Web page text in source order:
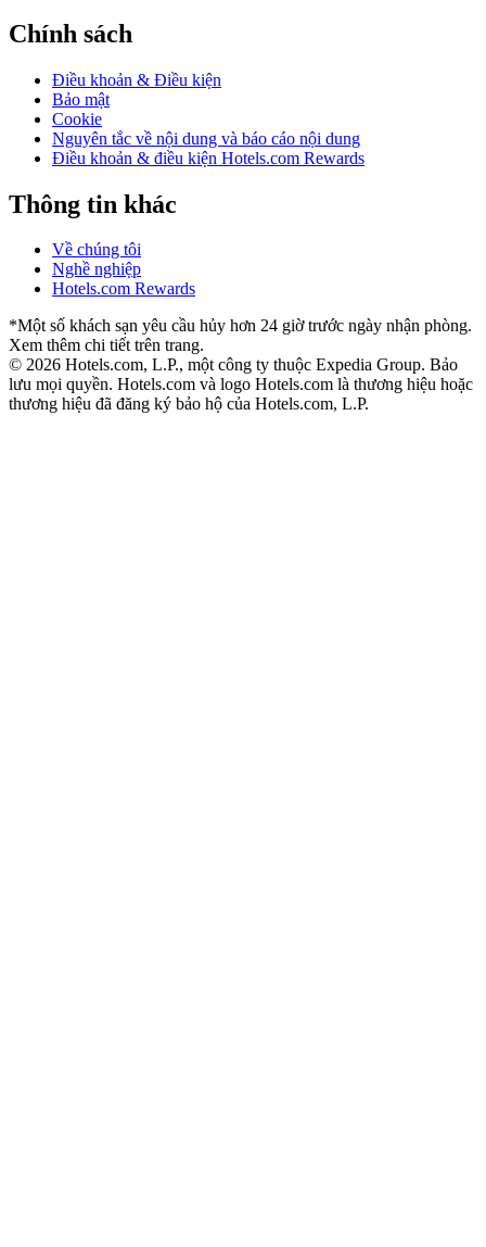
Chính sách
Điều khoản & Điều kiện
Bảo mật
Cookie
Nguyên tắc về nội dung và báo cáo nội dung
Điều khoản & điều kiện Hotels.com Rewards
Thông tin khác
Về chúng tôi
Nghề nghiệp
Hotels.com Rewards
*Một số khách sạn yêu cầu hủy hơn 24 giờ trước ngày nhận phòng.
Xem thêm chi tiết trên trang.
© 2026 Hotels.com, L.P., một công ty thuộc Expedia Group. Bảo
lưu mọi quyền. Hotels.com và logo Hotels.com là thương hiệu hoặc
thương hiệu đã đăng ký bảo hộ của Hotels.com, L.P.